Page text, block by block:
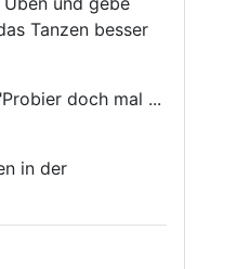
Tanzen besser
doch mal ...
in der